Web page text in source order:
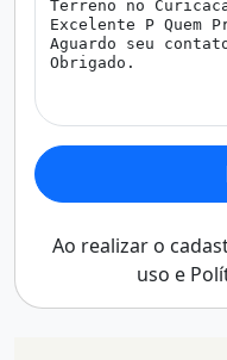
Ao realizar o
uso e